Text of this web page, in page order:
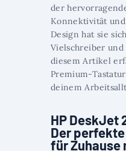
der
Konnektivität
Design hat sie
Vielschreiber
diesem Artikel
Premium-
deinem
HP DeskJet
Der
für Zuhause